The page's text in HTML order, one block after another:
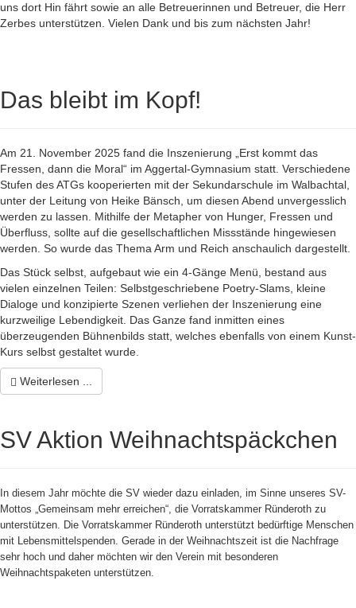
uns dort Hin fährt sowie an alle Betreuerinnen und Betreuer, die Herr
Zerbes unterstützen. Vielen Dank und bis zum nächsten Jahr!
Das bleibt im Kopf!
Am 21. November 2025 fand die Inszenierung „Erst kommt das
Fressen, dann die Moral“ im Aggertal-Gymnasium statt. Verschiedene
Stufen des ATGs kooperierten mit der Sekundarschule im Walbachtal,
unter der Leitung von Heike Bänsch, um diesen Abend unvergesslich
werden zu lassen. Mithilfe der Metapher von Hunger, Fressen und
Überfluss, sollte auf die gesellschaftlichen Missstände hingewiesen
werden. So wurde das Thema Arm und Reich anschaulich dargestellt.
Das Stück selbst, aufgebaut wie ein 4-Gänge Menü, bestand aus
vielen einzelnen Teilen: Selbstgeschriebene Poetry-Slams, kleine
Dialoge und konzipierte Szenen verliehen der Inszenierung eine
kurzweilige Lebendigkeit. Das Ganze fand inmitten eines
überzeugenden Bühnenbilds statt, welches ebenfalls von einem Kunst-
Kurs selbst gestaltet wurde.
Weiterlesen ...
SV Aktion Weihnachtspäckchen
In diesem Jahr möchte die SV wieder dazu einladen, im Sinne unseres SV-
Mottos „Gemeinsam mehr erreichen“, die Vorratskammer Ründeroth zu
unterstützen. Die Vorratskammer Ründeroth unterstützt bedürftige Menschen
mit Lebensmittelspenden. Gerade in der Weihnachtszeit ist die Nachfrage
sehr hoch und daher möchten wir den Verein mit besonderen
Weihnachtspaketen unterstützen.